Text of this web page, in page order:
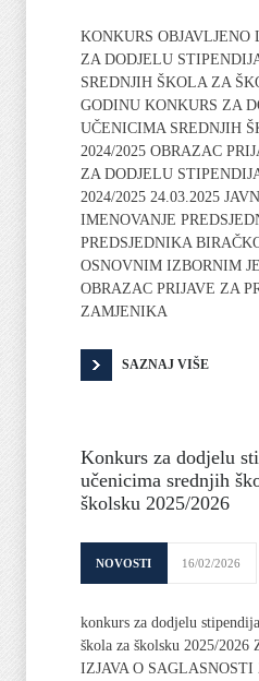
KONKURS
ZA DODJELU
SREDNJIH ŠKOLA ZA
GODINU KONKURS ZA
UČENICIMA SREDNJIH
2024/2025 OBRAZAC
ZA DODJELU
2024/2025 24.03.2025
IMENOVANJE
PREDSJEDNIKA
OSNOVNIM IZBORNIM
OBRAZAC PRIJAVE ZA
ZAMJENIKA
SAZNAJ VIŠE
Konkurs za dodjelu
učenicima srednjih
školsku 2025/2026
NOVOSTI 16/02/2026
konkurs za dodjelu
škola za školsku 2025/2026
IZJAVA O